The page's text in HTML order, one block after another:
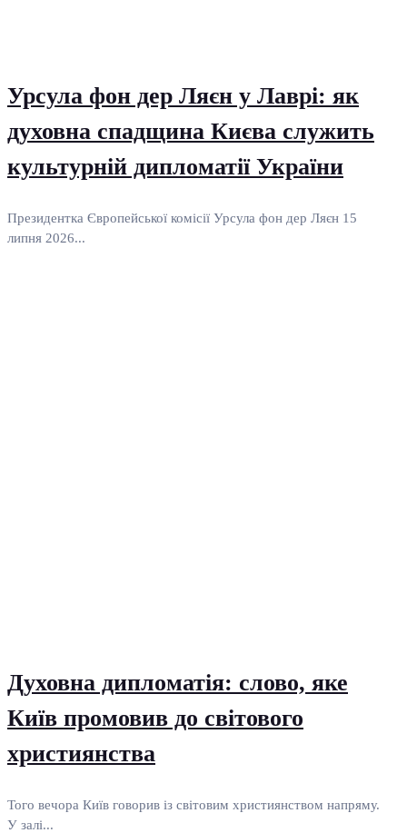
Урсула фон дер Ляєн у Лаврі: як
духовна спадщина Києва служить
культурній дипломатії України
Президентка Європейської комісії Урсула фон дер Ляєн 15
липня 2026...
Духовна дипломатія: слово, яке
Київ промовив до світового
християнства
Того вечора Київ говорив із світовим християнством напряму.
У залі...